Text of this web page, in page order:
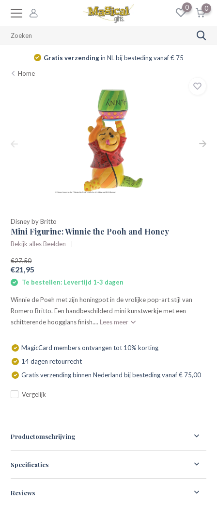
0 0
Gratis verzendingin NL bij besteding vanaf € 75
Home
Disney by Britto
Mini Figurine: Winnie the Pooh and Honey
Bekijk alles Beelden
€27,50
€21,95
Te bestellen: Levertijd 1-3 dagen
Winnie de Poeh met zijn honingpot in de vrolijke pop-art stijl van
Romero Britto. Een handbeschilderd mini kunstwerkje met een
schitterende hoogglans finish.... Lees meer
MagicCard members ontvangen tot 10% korting
14 dagen retourrecht
Gratis verzending binnen Nederland bij besteding vanaf € 75,00
Vergelijk
Productomschrijving
Specificaties
Reviews